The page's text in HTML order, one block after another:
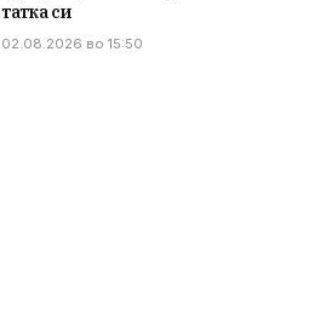
татка си
02.08.2026 во 15:50